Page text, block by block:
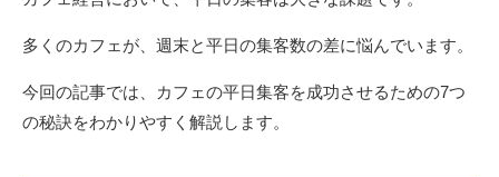
多くのカフェが、週末と平日の集客数の差に悩んでいます。
今回の記事では、カフェの平日集客を成功させるための7つ
の秘訣をわかりやすく解説します。